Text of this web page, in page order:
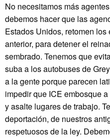
No necesitamos más
debemos hacer que las
Estados Unidos, retomen
anterior, para detener el
sembrado. Tenemos que
suba a los autobuses de
a la gente porque parecen
impedir que ICE embosque
y asalte lugares de trabajo.
deportación, de nuestros
respetuosos de la ley.